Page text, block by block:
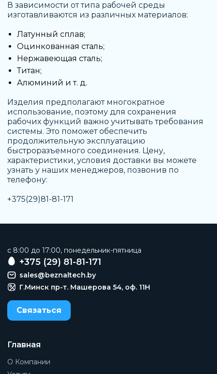
В зависимости от типа рабочей среды
изготавливаются из различных материалов:
Латунный сплав;
Оцинкованная сталь;
Нержавеющая сталь;
Титан;
Алюминий и т. д.
Изделия предполагают многократное
использование, поэтому для сохранения
рабочих функций важно учитывать требования
системы. Это поможет обеспечить
продолжительную эксплуатацию
быстроразъемного соединения. Цену,
характеристики, условия доставки вы можете
узнать у наших менеджеров, позвонив по
телефону:
+375(29)81-81-171
c 8:00 до 17:00, понедельник-пятница
+375 (29) 81-81-171
sales@beznaltech.by
Г.Минск пр-т. Машерова 54, оф. 11H
Связаться
Главная
О Компании